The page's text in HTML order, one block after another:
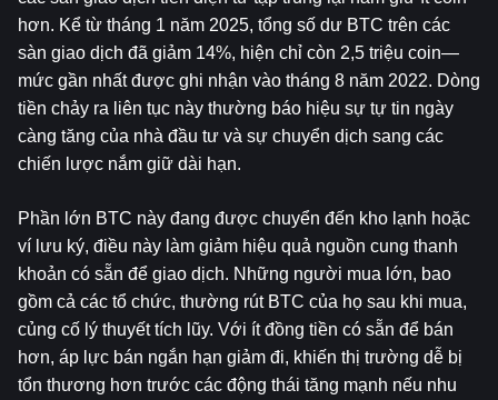
hơn. Kể từ tháng 1 năm 2025, tổng số dư BTC trên các
sàn giao dịch đã giảm 14%, hiện chỉ còn 2,5 triệu coin—
mức gần nhất được ghi nhận vào tháng 8 năm 2022. Dòng
tiền chảy ra liên tục này thường báo hiệu sự tự tin ngày
càng tăng của nhà đầu tư và sự chuyển dịch sang các
chiến lược nắm giữ dài hạn.
Phần lớn BTC này đang được chuyển đến kho lạnh hoặc
ví lưu ký, điều này làm giảm hiệu quả nguồn cung thanh
khoản có sẵn để giao dịch. Những người mua lớn, bao
gồm cả các tổ chức, thường rút BTC của họ sau khi mua,
củng cố lý thuyết tích lũy. Với ít đồng tiền có sẵn để bán
hơn, áp lực bán ngắn hạn giảm đi, khiến thị trường dễ bị
tổn thương hơn trước các động thái tăng mạnh nếu nhu